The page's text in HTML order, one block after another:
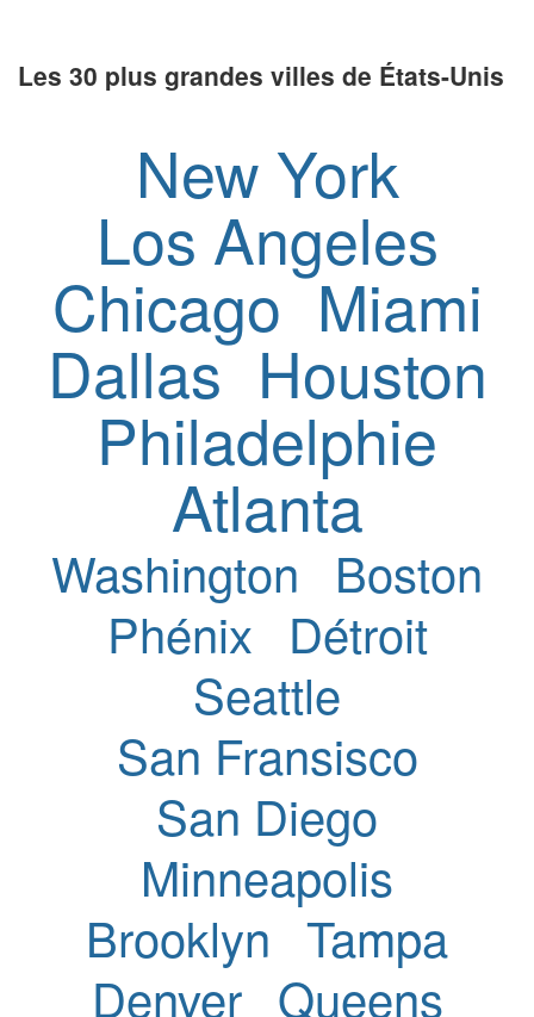
Les 30 plus grandes villes de États-Unis
New York
Los Angeles
Chicago Miami
Dallas Houston
Philadelphie
Atlanta
Washington
Boston
Phénix Détroit
Seattle
San Fransisco
San Diego
Minneapolis
Brooklyn Tampa
Denver Queens